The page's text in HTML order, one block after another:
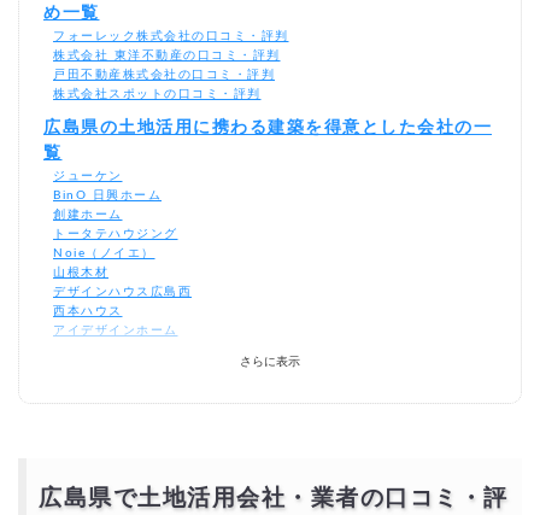
め一覧
フォーレック株式会社の口コミ・評判
株式会社 東洋不動産の口コミ・評判
戸田不動産株式会社の口コミ・評判
株式会社スポットの口コミ・評判
広島県の土地活用に携わる建築を得意とした会社の一
覧
ジューケン
BinO 日興ホーム
創建ホーム
トータテハウジング
Noie（ノイエ）
山根木材
デザインハウス広島西
西本ハウス
アイデザインホーム
トータテハウジング
ユーミーマンションFC本部（ユーミーコーポレーション株式会社）
東建コーポレーション株式会社
さらに表示
広島県で土地活用会社・業者の口コミ・評